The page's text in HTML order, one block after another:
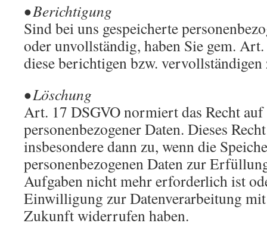
• Berichtigung
Sind bei uns gespeicherte
oder unvollständig, haben Sie gem.
diese berichtigen bzw. vervollständigen
• Löschung
Art. 17 DSGVO normiert das Recht
personenbezogener Daten. Dieses
insbesondere dann zu, wenn die
personenbezogenen Daten zur
Aufgaben nicht mehr erforderlich ist
Einwilligung zur Datenverarbeitung
Zukunft widerrufen haben.